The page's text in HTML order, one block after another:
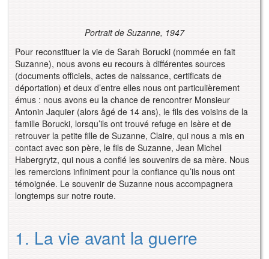
Portrait de Suzanne, 1947
Pour reconstituer la vie de Sarah Borucki (nommée en fait
Suzanne), nous avons eu recours à différentes sources
(documents officiels, actes de naissance, certificats de
déportation) et deux d’entre elles nous ont particulièrement
émus : nous avons eu la chance de rencontrer Monsieur
Antonin Jaquier (alors âgé de 14 ans), le fils des voisins de la
famille Borucki, lorsqu’ils ont trouvé refuge en Isère et de
retrouver la petite fille de Suzanne, Claire, qui nous a mis en
contact avec son père, le fils de Suzanne, Jean Michel
Habergrytz, qui nous a confié les souvenirs de sa mère. Nous
les remercions infiniment pour la confiance qu’ils nous ont
témoignée. Le souvenir de Suzanne nous accompagnera
longtemps sur notre route.
1. La vie avant la guerre